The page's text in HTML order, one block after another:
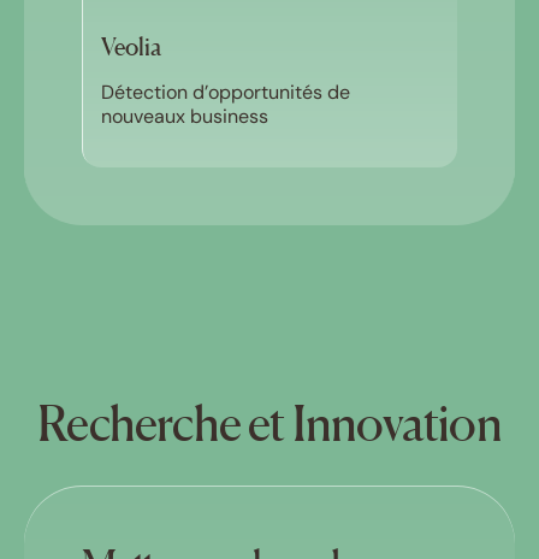
Veolia
Détection d’opportunités de
nouveaux business
Recherche et Innovation